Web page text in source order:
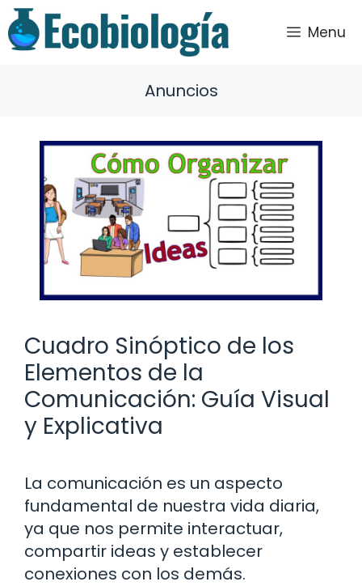
Saltar
al
contenido
Menu
Anuncios
Cuadro Sinóptico de los
Elementos de la
Comunicación: Guía Visual
y Explicativa
La comunicación es un aspecto
fundamental de nuestra vida diaria,
ya que nos permite interactuar,
compartir ideas y establecer
conexiones con los demás.